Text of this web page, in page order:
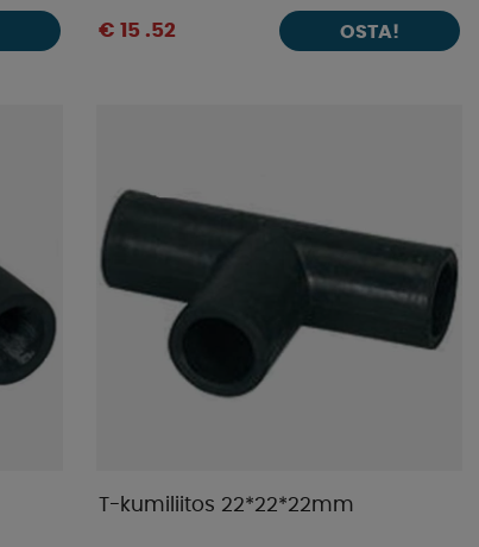
€ 15 .52 OSTA!
T-kumiliitos 22*22*22mm